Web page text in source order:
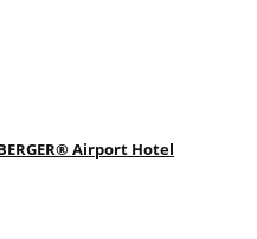
Airport Hotel